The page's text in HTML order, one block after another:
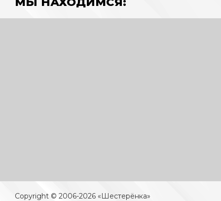
Copyright © 2006-2026 «Шестерёнка»